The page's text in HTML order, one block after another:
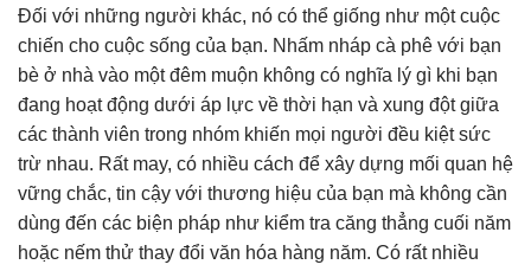
Đối với những người khác, nó có thể giống như một cuộc
chiến cho cuộc sống của bạn. Nhấm nháp cà phê với bạn
bè ở nhà vào một đêm muộn không có nghĩa lý gì khi bạn
đang hoạt động dưới áp lực về thời hạn và xung đột giữa
các thành viên trong nhóm khiến mọi người đều kiệt sức
trừ nhau. Rất may, có nhiều cách để xây dựng mối quan hệ
vững chắc, tin cậy với thương hiệu của bạn mà không cần
dùng đến các biện pháp như kiểm tra căng thẳng cuối năm
hoặc nếm thử thay đổi văn hóa hàng năm. Có rất nhiều